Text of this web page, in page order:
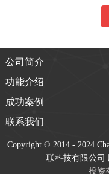
公司简介
功能介绍
成功案例
联系我们
Copyright © 2014 - 2024
联科技有限公司
投资